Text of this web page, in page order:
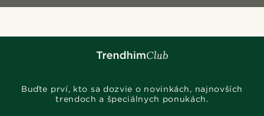
Buďte prví, kto sa dozvie o novinkách, najnovších
trendoch a špeciálnych ponukách.